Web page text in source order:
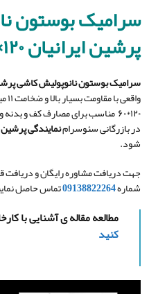
سرامیک بوستون
پرشین ایرانیان ۱۲۰×۶۰
سرامیک بوستون نانوپولیش کاشی
۱۲۰*۶۰ مناسب برای مصارف کف و
در بازرگانی سئوسرامنمایندگی
شود.
جهت دریافت مشاوره رایگان و
شماره09138822264تماس حاصل
مطالعه مقاله ی آشنایی با
کنید